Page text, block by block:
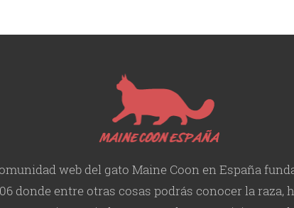
web del gato Maine Coon en España
donde entre otras cosas podrás conocer la raza,